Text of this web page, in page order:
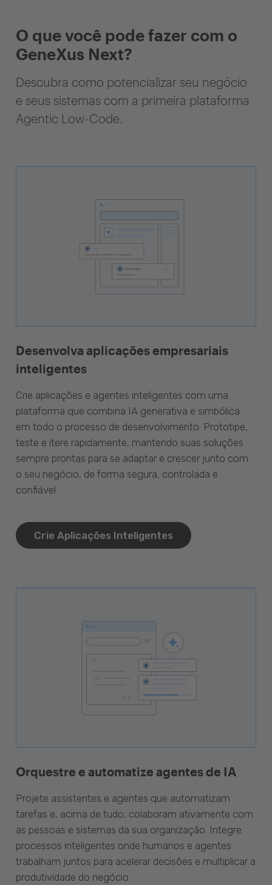
O que você pode fazer com o
GeneXus Next?
Descubra como potencializar seu negócio
e seus sistemas com a primeira plataforma
Agentic Low-Code.
Desenvolva aplicações empresariais
inteligentes
Crie aplicações e agentes inteligentes com uma
plataforma que combina IA generativa e simbólica
em todo o processo de desenvolvimento. Prototipe,
teste e itere rapidamente, mantendo suas soluções
sempre prontas para se adaptar e crescer junto com
o seu negócio, de forma segura, controlada e
confiável.
Crie Aplicações Inteligentes
Orquestre e automatize agentes de IA
Projete assistentes e agentes que automatizam
tarefas e, acima de tudo, colaboram ativamente com
as pessoas e sistemas da sua organização. Integre
processos inteligentes onde humanos e agentes
trabalham juntos para acelerar decisões e multiplicar a
produtividade do negócio.